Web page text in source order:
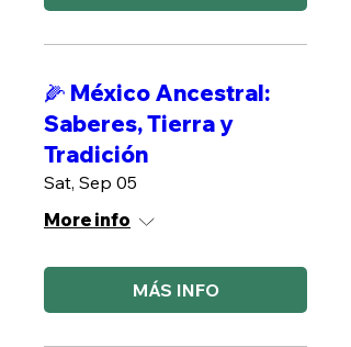
🌽 México Ancestral:
Saberes, Tierra y
Tradición
Sat, Sep 05
More info
MÁS INFO